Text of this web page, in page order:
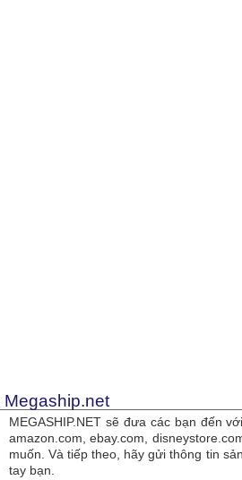
MEGASHIP.NET sẽ đưa các bạn đến
amazon.com, ebay.com,
muốn. Và tiếp theo, hãy gửi thông tin
tay bạn.